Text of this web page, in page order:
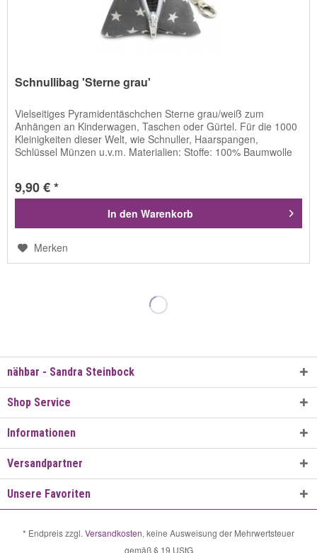
Schnullibag 'Sterne grau'
Vielseitiges Pyramidentäschchen Sterne grau/weiß zum
Anhängen an Kinderwagen, Taschen oder Gürtel. Für die 1000
Kleinigkeiten dieser Welt, wie Schnuller, Haarspangen,
Schlüssel Münzen u.v.m. Materialien: Stoffe: 100% Baumwolle
9,90 € *
In den Warenkorb
Merken
nähbar - Sandra Steinbock
Shop Service
Informationen
Versandpartner
Unsere Favoriten
* Endpreis zzgl.Versandkosten, keine Ausweisung der Mehrwertsteuer
gemäß § 19 UStG